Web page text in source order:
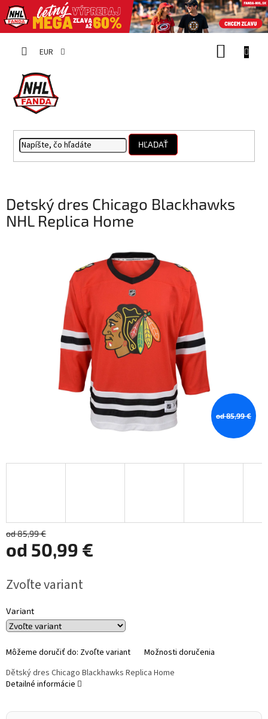
EUR
HĽADAŤ
Detský dres Chicago Blackhawks
NHL Replica Home
od 85,99 €
od 85,99 €
od 50,99 €
cena:
Zvoľte variant
Variant
Môžeme doručiť do: Zvoľte variant Možnosti doručenia
Dětský dres Chicago Blackhawks Replica Home
Detailné informácie